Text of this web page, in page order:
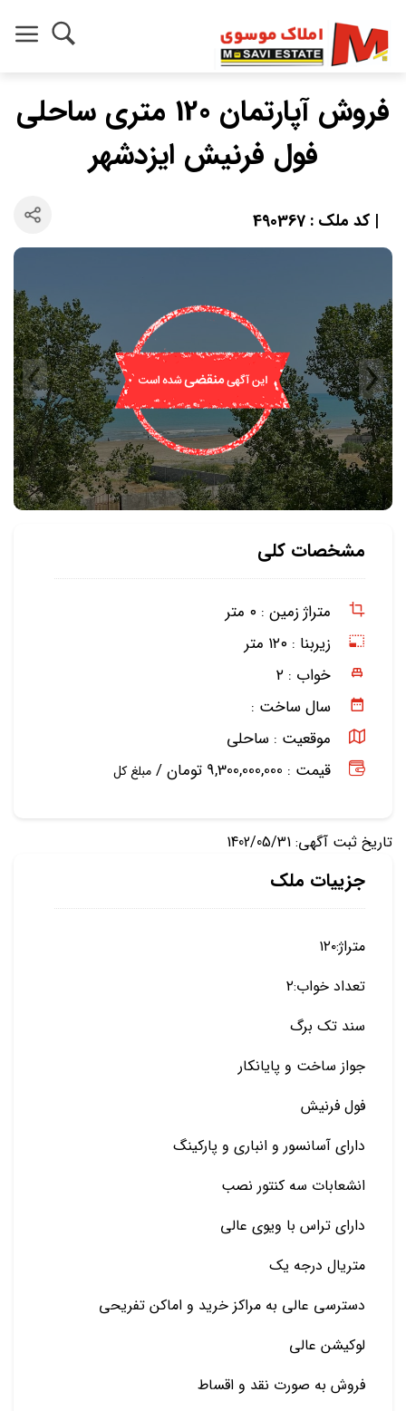
فروش آپارتمان 120 متری ساحلی
فول فرنیش ایزدشهر
| کد ملک : 490367
مشخصات کلی
متراژ زمین : ۰ متر
زیربنا : ۱۲۰ متر
خواب : ۲
سال ساخت :
موقعیت : ساحلی
قیمت : 9,300,000,000 تومان /
مبلغ کل
تاریخ ثبت آگهی: 1402/05/31
جزییات ملک
متراژ:۱۲۰
تعداد خواب:۲
سند تک برگ
جواز ساخت و پایانکار
فول فرنیش
دارای آسانسور و انباری و پارکینگ
انشعابات سه کنتور نصب
دارای تراس با ویوی عالی
متریال درجه یک
دسترسی عالی به مراکز خرید و اماکن تفریحی
لوکیشن عالی
فروش به صورت نقد و اقساط